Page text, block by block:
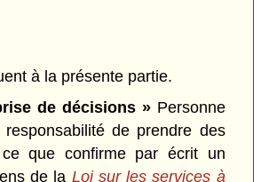
à la présente partie.
de décisions »Personne
de prendre des
que confirme par écrit un
de la Loi sur les services à